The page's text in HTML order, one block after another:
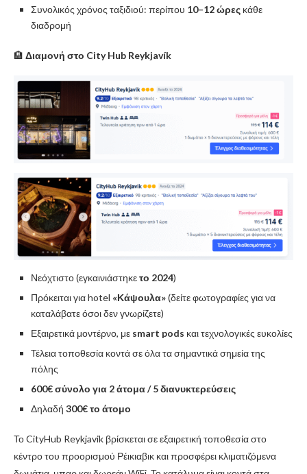
Συνολικός χρόνος ταξιδιού: περίπου 10–12 ώρες κάθε
διαδρομή
🏨 Διαμονή στο City Hub Reykjavík
Νεόχτιστο (εγκαινιάστηκετο 2024)
Πρόκειται για hotel «Κάψουλα»(δείτε φωτογραφίες για να
καταλάβατε όσοι δεν γνωρίζετε)
Εξαιρετικά μοντέρνο, με smart pods και τεχνολογικές ευκολίες
Τέλεια τοποθεσία κοντά σε όλα τα σημαντικά σημεία της
πόλης
600€ σύνολο για 2 άτομα / 5 διανυκτερεύσεις
Δηλαδή 300€ το άτομο
Το CityHub Reykjavik βρίσκεται σε εξαιρετική τοποθεσία στο
κέντρο του προορισμού Ρέικιαβικ και προσφέρει κλιματιζόμενα